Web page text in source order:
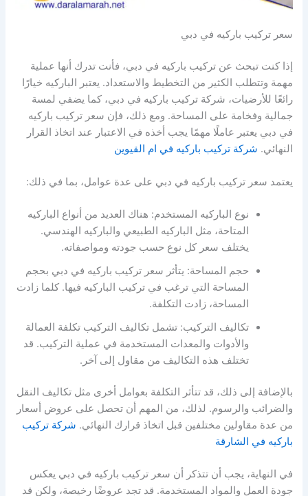
سعر تركيب باركيه في دبي
إذا كنت تبحث عن تركيب باركيه في دبي، فأنت تدرك أنها عملية
مهمة وتتطلب الكثير من التخطيط والاستعداد. يعتبر الباركيه خيارًا
رائعًا للأرضيات، شركة تركيب باركيه في دبي، كما يضفي لمسة
جمالية وفخامة على المساحة. ومع ذلك، فإن سعر تركيب باركيه
في دبي يعتبر عاملًا مهمًا يجب أخذه في الاعتبار عند اتخاذ القرار
النهائي. شركة تركيب باركيه في ام القيوين
يعتمد سعر تركيب باركيه في دبي على عدة عوامل، بما في ذلك:
نوع الباركيه المستخدم: هناك العديد من أنواع الباركيه
المتاحة، مثل الباركيه الطبيعي والباركيه الهندسي.
يختلف سعر كل نوع حسب جودته ومواصفاته.
حجم المساحة: يتأثر سعر تركيب باركيه في دبي بحجم
المساحة التي ترغب في تركيب الباركيه فيها. كلما زادت
المساحة، زادت التكلفة.
تكاليف التركيب: تشمل تكاليف التركيب تكلفة العمالة
والأدوات والمعدات المستخدمة في عملية التركيب. قد
تختلف هذه التكاليف من مقاول إلى آخر.
بالإضافة إلى ذلك، قد تتأثر التكلفة بعوامل أخرى مثل تكاليف النقل
والضرائب والرسوم. لذلك، من المهم أن تحصل على عروض أسعار
من عدة مقاولين مختلفين قبل اتخاذ قرارك النهائي. شركة تركيب
باركيه في الشارقة
في النهاية، يجب أن تتذكر أن سعر تركيب باركيه في دبي يعكس
جودة العمل والمواد المستخدمة. قد تجد عروضًا رخيصة، ولكن قد